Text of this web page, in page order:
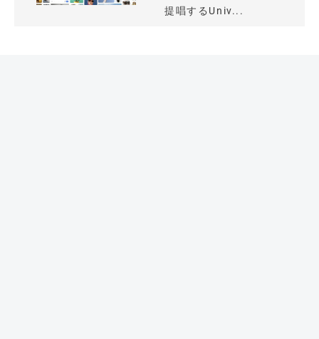
提唱するUniv...